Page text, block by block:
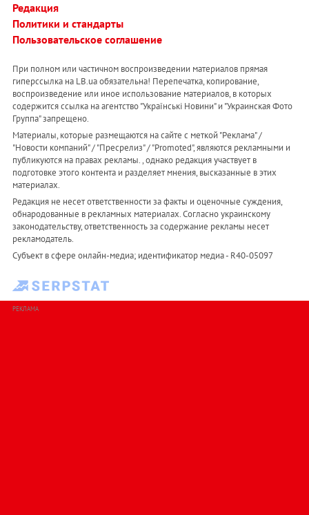
Редакция
Политики и стандарты
Пользовательское соглашение
При полном или частичном воспроизведении материалов прямая
гиперссылка на LB.ua обязательна! Перепечатка, копирование,
воспроизведение или иное использование материалов, в которых
содержится ссылка на агентство "Українськi Новини" и "Украинская Фото
Группа" запрещено.
Материалы, которые размещаются на сайте с меткой "Реклама" /
"Новости компаний" / "Пресрелиз" / "Promoted", являются рекламными и
публикуются на правах рекламы. , однако редакция участвует в
подготовке этого контента и разделяет мнения, высказанные в этих
материалах.
Редакция не несет ответственности за факты и оценочные суждения,
обнародованные в рекламных материалах. Согласно украинскому
законодательству, ответственность за содержание рекламы несет
рекламодатель.
Субъект в сфере онлайн-медиа; идентификатор медиа - R40-05097
РЕКЛАМА